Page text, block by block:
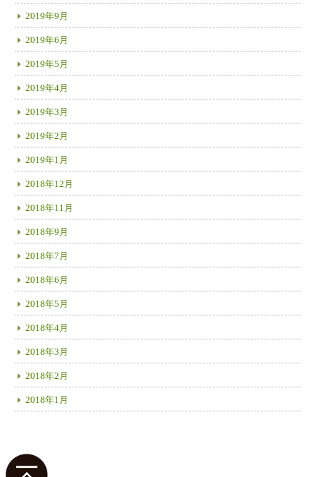
2019年9月
2019年6月
2019年5月
2019年4月
2019年3月
2019年2月
2019年1月
2018年12月
2018年11月
2018年9月
2018年7月
2018年6月
2018年5月
2018年4月
2018年3月
2018年2月
2018年1月